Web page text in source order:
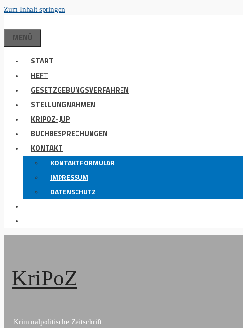
Zum Inhalt springen
MENÜ
START
HEFT
GESETZGEBUNGSVERFAHREN
STELLUNGNAHMEN
KRIPOZ-JUP
BUCHBESPRECHUNGEN
KONTAKT
KONTAKTFORMULAR
IMPRESSUM
DATENSCHUTZ
KriPoZ
Kriminalpolitische Zeitschrift